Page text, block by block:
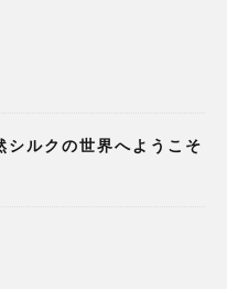
ルクの世界へようこそ